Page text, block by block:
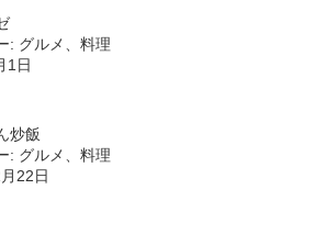
: グルメ、料理
1日
炒飯
: グルメ、料理
22日